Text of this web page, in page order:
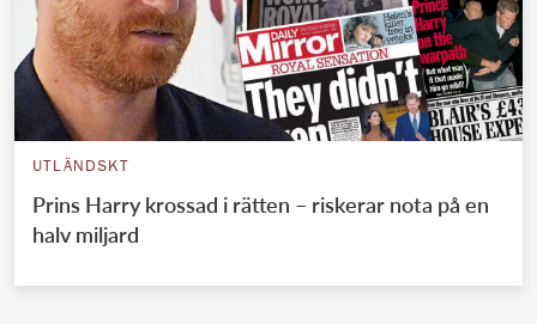
UTLÄNDSKT
Prins Harry krossad i rätten – riskerar nota på en
halv miljard